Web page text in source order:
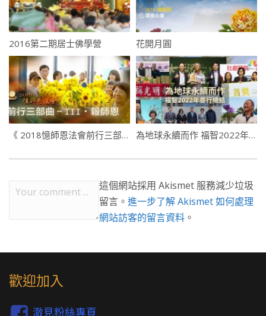
2016第二期居士佛學營 花開月圓
《 2018憶師恩法會前行三部曲 》－III・報師恩 為地球永續而作 福智2022年善行總結
這個網站採用 Akismet 服務減少垃圾
留言。 進一步了解 Akismet 如何處理
網站訪客的留言資料 。
歡迎加入
澈見粉絲專頁